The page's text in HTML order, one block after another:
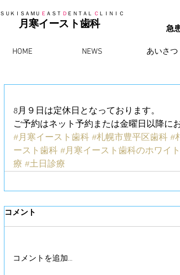
HOME NEWS あいさつ
ＳＵＫＩＳＡＭＵ Ｅ ＡＳＴ Ｄ ＥＮＴＡＬ Ｃ ＬＩＮＩＣ
月寒イースト歯科
急
8月９日は定休日となっております。
ご予約はネット予約または金曜日以降に
#月寒イースト歯科 #札幌市豊平区歯科 #
ースト歯科 #月寒イースト歯科のホワイ
療 #土日診療
コメント
コメントを追加…